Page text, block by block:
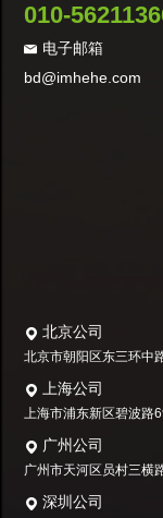
010-
电子邮箱
bd@imhehe.com
北京公司
北京市朝阳区东三环中
上海公司
上海市浦东新区碧波路
广州公司
广州市天河区员村三横
深圳公司